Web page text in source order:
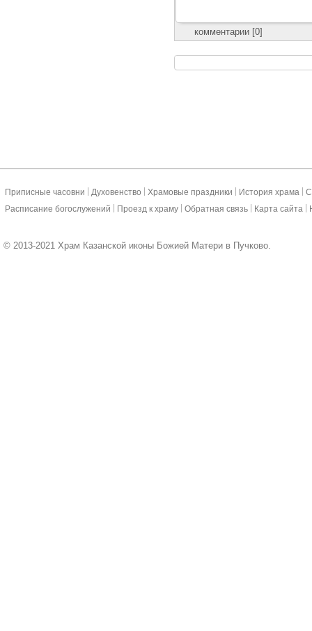
комментарии [0]
Приписные часовни Духовенство Храмовые праздники История храма
Расписание богослужений
Проезд к храму Обратная связь Карта сайта
© 2013-2021 Храм Казанской иконы Божией Матери в Пучково.